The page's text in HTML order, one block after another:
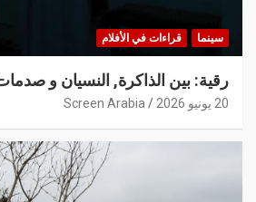
سينما قراءات في الأفلام
رقية: بين الذاكرة, النسيان و
20 يونيو 2026 Screen Arabia